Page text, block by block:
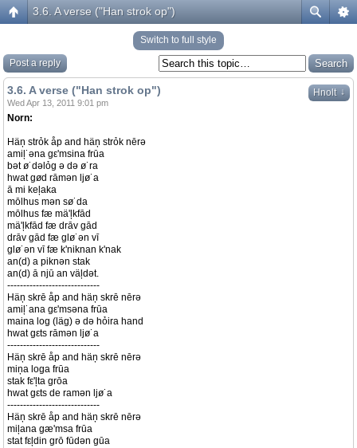
3.6. A verse ("Han strok op")
Switch to full style
Post a reply
Hnolt ↓
3.6. A verse ("Han strok op")
Wed Apr 13, 2011 9:01 pm
Norn:
Häņ strỏk åp and häņ strỏk nērə
amiļ˙əna gε'msina frūa
bət ø˙dəlỏg ə də ø˙ra
hwat gød rāmən ljø˙a
ā mi keļaka
mōlhus mən sø˙da
mōlhus fæ mä'ļkfād
mä'ļkfād fæ drāv gād
drāv gād fæ glø˙ən vī
glø˙ən vī fæ k'niknan k'nak
an(d) a piknən stak
an(d) ā njū an väļdət.
-----------------------------
Häņ skrē åp and häņ skrē nērə
amiļ˙ana gε'msəna frūa
maina log (läg) ə də hỏira hand
hwat gεts rāmən ljø˙a
-----------------------------
Häņ skrē åp and häņ skrē nērə
miņa loga frūa
stak fε'ļta grōa
hwat gεts de ramən ljø˙a
-----------------------------
Häņ skrē åp and häņ skrē nērə
miļana gæ'msa frūa
stat fεļdin grō fūdən gūa